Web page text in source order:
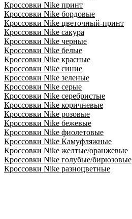
Кроссовки Nike принт
Кроссовки Nike бордовые
Кроссовки Nike цветочный-принт
Кроссовки Nike сакура
Кроссовки Nike черные
Кроссовки Nike белые
Кроссовки Nike красные
Кроссовки Nike синие
Кроссовки Nike зеленые
Кроссовки Nike серые
Кроссовки Nike серебристые
Кроссовки Nike коричневые
Кроссовки Nike розовые
Кроссовки Nike бежевые
Кроссовки Nike фиолетовые
Кроссовки Nike Камуфляжные
Кроссовки Nike желтые/оранжевые
Кроссовки Nike голубые/бирюзовые
Кроссовки Nike разноцветные